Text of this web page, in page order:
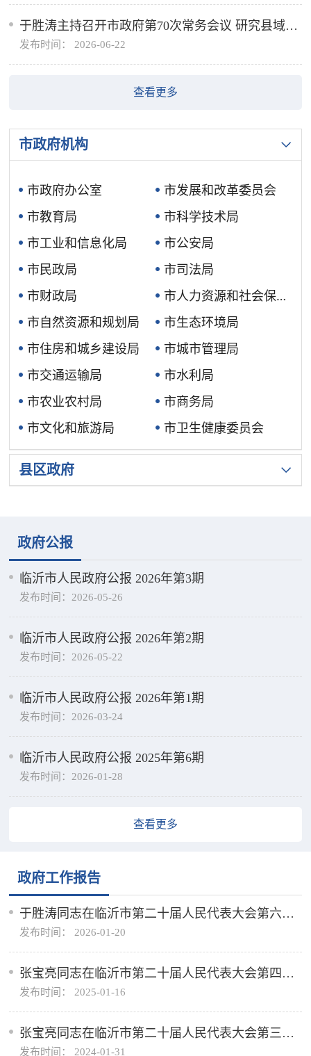
于胜涛主持召开市政府第70次常务会议 研究县域经
济、商城地产品发展、大气污染防治、供热管网改
造及经济运行形势等工作
发布时间： 2026-06-22
查看更多
市政府机构
市政府办公室
市发展和改革委员会
市教育局
市科学技术局
市工业和信息化局
市公安局
市民政局
市司法局
市财政局
市
人力资源和社会保障局
市自然资源和规划局
市生态环境局
市住房和城乡建设局
市城市管理局
市交通运输局
市水利局
市农业农村局
市商务局
市文化和旅游局
市卫生健康委员会
县区政府
政府公报
临沂市人民政府公报 2026年第3期
发布时间：2026-05-26
临沂市人民政府公报 2026年第2期
发布时间：2026-05-22
临沂市人民政府公报 2026年第1期
发布时间：2026-03-24
临沂市人民政府公报 2025年第6期
发布时间：2026-01-28
查看更多
政府工作报告
于胜涛同志在临沂市第二十届人民代表大会第六次
会议上的政府工作报告
发布时间： 2026-01-20
张宝亮同志在临沂市第二十届人民代表大会第四次
会议上的政府工作报告
发布时间： 2025-01-16
张宝亮同志在临沂市第二十届人民代表大会第三次
发布时间： 2024-01-31